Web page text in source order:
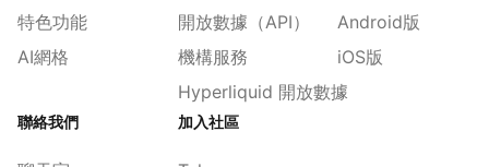
特色功能
AI網格
開放數據（API）
機構服務
Hyperliquid 開放數據
Android版
iOS版
聯絡我們 加入社區